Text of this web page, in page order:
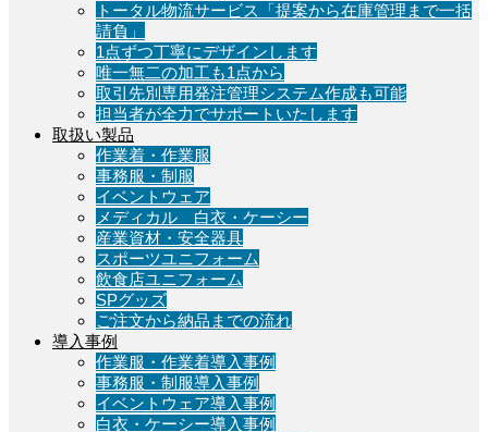
トータル物流サービス「提案から在庫管理まで一括
請負」
1点ずつ丁寧にデザインします
唯一無二の加工も1点から
取引先別専用発注管理システム作成も可能
担当者が全力でサポートいたします
取扱い製品
作業着・作業服
事務服・制服
イベントウェア
メディカル 白衣・ケーシー
産業資材・安全器具
スポーツユニフォーム
飲食店ユニフォーム
SPグッズ
ご注文から納品までの流れ
導入事例
作業服・作業着導入事例
事務服・制服導入事例
イベントウェア導入事例
白衣・ケーシー導入事例